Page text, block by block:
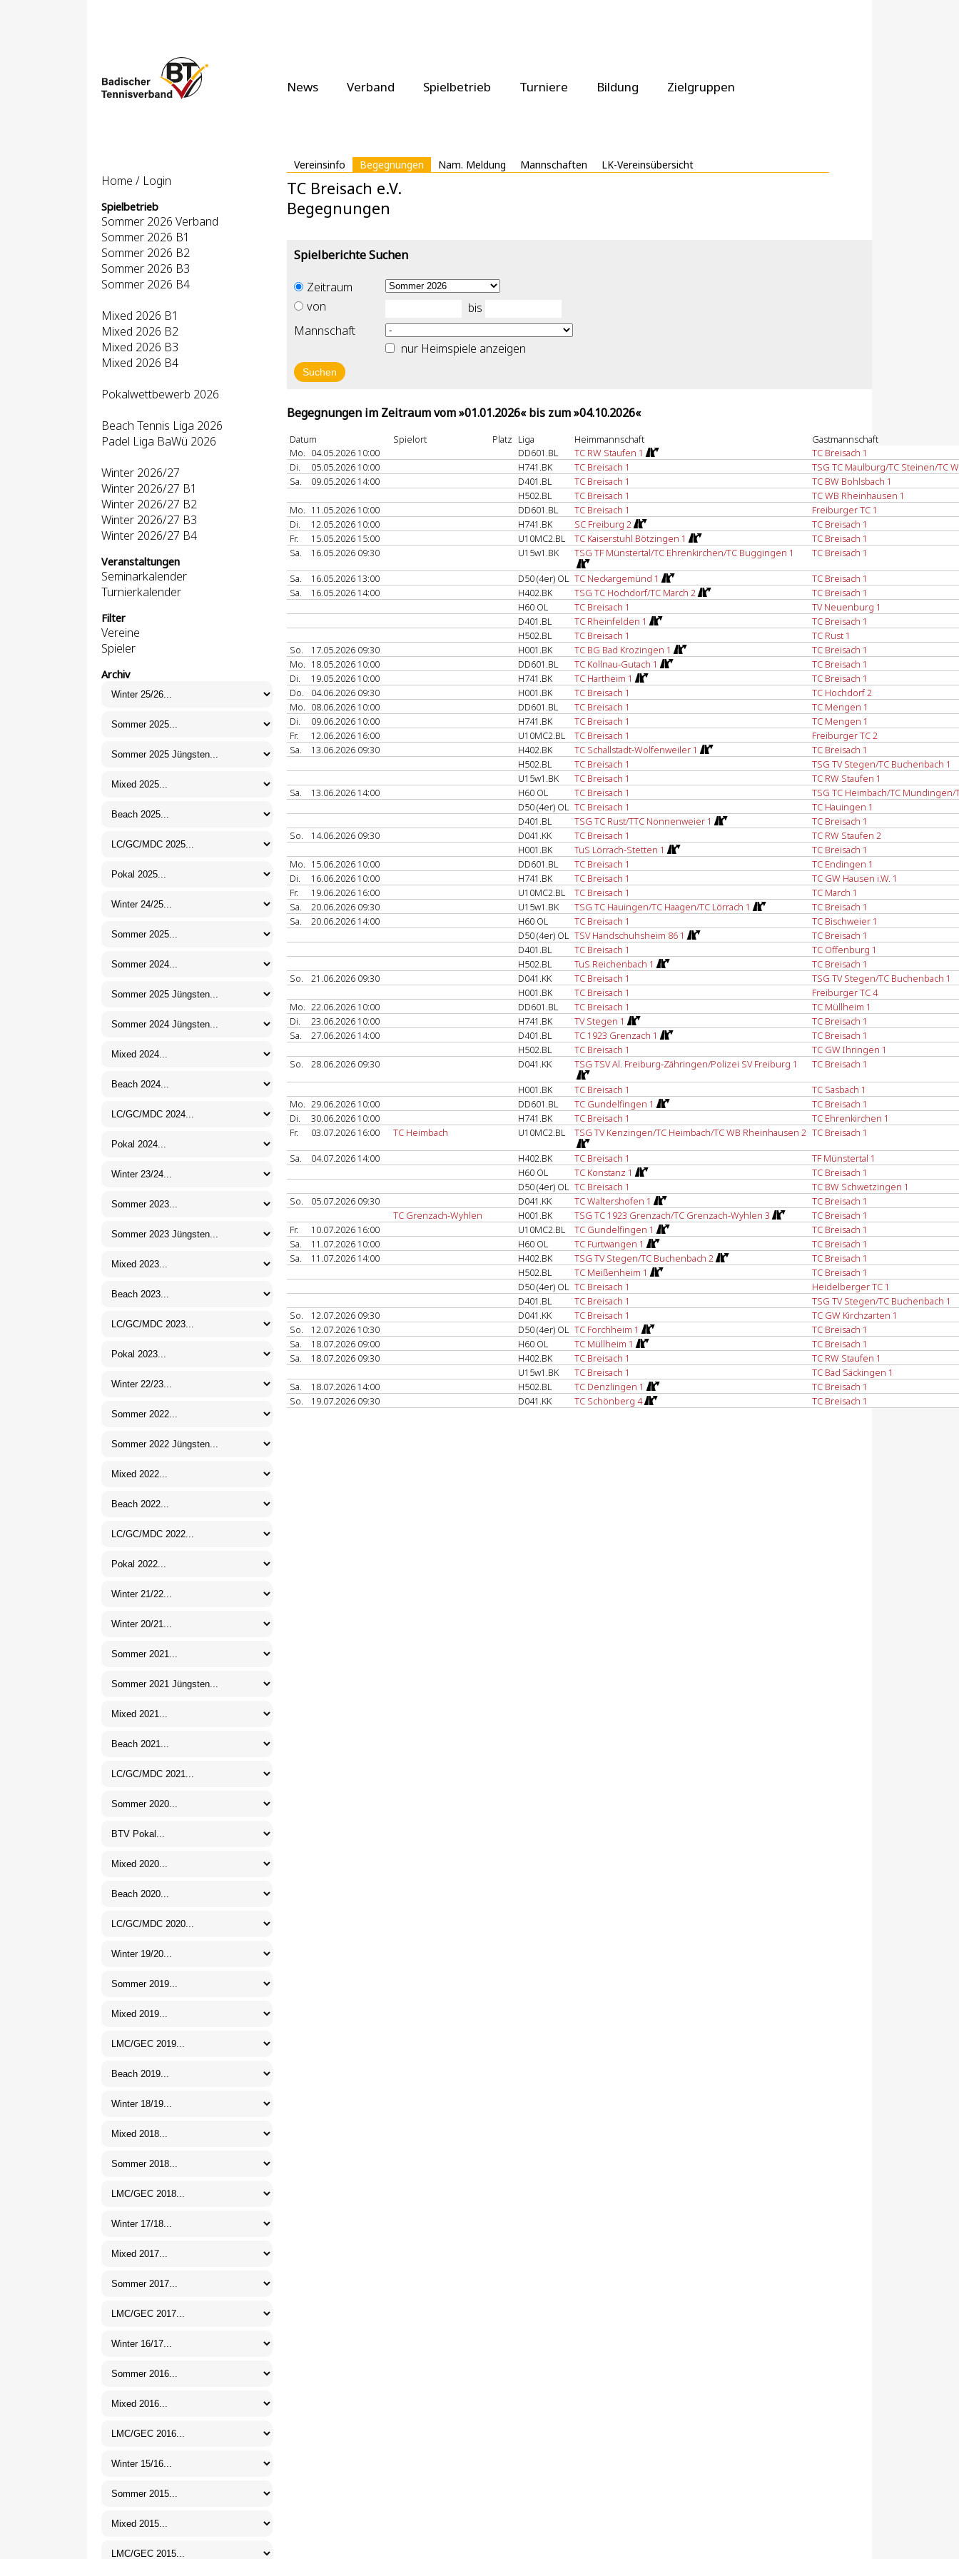
News Verband Spielbetrieb Turniere Bildung Zielgruppen
Vereinsinfo Begegnungen Nam. Meldung Mannschaften LK-Vereinsübersicht
Home / Login
Spielbetrieb
Sommer 2026 Verband
Sommer 2026 B1
Sommer 2026 B2
Sommer 2026 B3
Sommer 2026 B4
Mixed 2026 B1
Mixed 2026 B2
Mixed 2026 B3
Mixed 2026 B4
Pokalwettbewerb 2026
Beach Tennis Liga 2026
Padel Liga BaWü 2026
Winter 2026/27
Winter 2026/27 B1
Winter 2026/27 B2
Winter 2026/27 B3
Winter 2026/27 B4
Veranstaltungen
Seminarkalender
Turnierkalender
Filter
Vereine
Spieler
Archiv
TC Breisach e.V.
Begegnungen
Spielberichte Suchen
Zeitraum
von
bis
Mannschaft
nur Heimspiele anzeigen
Begegnungen im Zeitraum vom »01.01.2026« bis zum »04.10.2026«
Datum Spielort Platz Liga Heimmannschaft
Gastmannschaft
Mo. 04.05.2026 10:00 DD601.BL TC RW Staufen 1
TC Breisach 1
Di.
05.05.2026 10:00 H741.BK TC Breisach 1
TSG TC Maulburg/TC Steinen/TC
Sa.
09.05.2026 14:00 D401.BL TC Breisach 1
TC BW Bohlsbach 1
H502.BL
TC Breisach 1
TC WB Rheinhausen 1
Mo. 11.05.2026 10:00 DD601.BL TC Breisach 1
Freiburger TC 1
Di.
12.05.2026 10:00 H741.BK SC Freiburg 2
TC Breisach 1
Fr.
15.05.2026 15:00 U10MC2.BL TC Kaiserstuhl Bötzingen 1
TC Breisach 1
Sa.
16.05.2026 09:30 U15w1.BK TSG TF Münstertal/TC Ehrenkirchen/TC Buggingen 1
TC Breisach 1
Sa.
16.05.2026 13:00 D50 (4er) OL TC Neckargemünd 1
TC Breisach 1
Sa.
16.05.2026 14:00 H402.BK TSG TC Hochdorf/TC March 2
TC Breisach 1
H60 OL
TC Breisach 1
TV Neuenburg 1
D401.BL
TC Rheinfelden 1
TC Breisach 1
H502.BL
TC Breisach 1
TC Rust 1
So.
17.05.2026 09:30 H001.BK TC BG Bad Krozingen 1
TC Breisach 1
Mo. 18.05.2026 10:00 DD601.BL TC Kollnau-Gutach 1
TC Breisach 1
Di.
19.05.2026 10:00 H741.BK TC Hartheim 1
TC Breisach 1
Do.
04.06.2026 09:30 H001.BK TC Breisach 1
TC Hochdorf 2
Mo. 08.06.2026 10:00 DD601.BL TC Breisach 1
TC Mengen 1
Di.
09.06.2026 10:00 H741.BK TC Breisach 1
TC Mengen 1
Fr.
12.06.2026 16:00 U10MC2.BL TC Breisach 1
Freiburger TC 2
Sa.
13.06.2026 09:30 H402.BK TC Schallstadt-Wolfenweiler 1
TC Breisach 1
H502.BL
TC Breisach 1
TSG TV Stegen/TC Buchenbach 1
U15w1.BK
TC Breisach 1
TC RW Staufen 1
Sa.
13.06.2026 14:00 H60 OL TC Breisach 1
TSG TC Heimbach/TC Mundingen/
D50 (4er) OL TC Breisach 1
TC Hauingen 1
D401.BL
TSG TC Rust/TTC Nonnenweier 1
TC Breisach 1
So.
14.06.2026 09:30 D041.KK TC Breisach 1
TC RW Staufen 2
H001.BK
TuS Lörrach-Stetten 1
TC Breisach 1
Mo. 15.06.2026 10:00 DD601.BL TC Breisach 1
TC Endingen 1
Di.
16.06.2026 10:00 H741.BK TC Breisach 1
TC GW Hausen i.W. 1
Fr.
19.06.2026 16:00 U10MC2.BL TC Breisach 1
TC March 1
Sa.
20.06.2026 09:30 U15w1.BK TSG TC Hauingen/TC Haagen/TC Lörrach 1
TC Breisach 1
Sa.
20.06.2026 14:00 H60 OL TC Breisach 1
TC Bischweier 1
D50 (4er) OL TSV Handschuhsheim 86 1
TC Breisach 1
D401.BL
TC Breisach 1
TC Offenburg 1
H502.BL
TuS Reichenbach 1
TC Breisach 1
So.
21.06.2026 09:30 D041.KK TC Breisach 1
TSG TV Stegen/TC Buchenbach 1
H001.BK
TC Breisach 1
Freiburger TC 4
Mo. 22.06.2026 10:00 DD601.BL TC Breisach 1
TC Müllheim 1
Di.
23.06.2026 10:00 H741.BK TV Stegen 1
TC Breisach 1
Sa.
27.06.2026 14:00 D401.BL TC 1923 Grenzach 1
TC Breisach 1
H502.BL
TC Breisach 1
TC GW Ihringen 1
So.
28.06.2026 09:30 D041.KK TSG TSV Al. Freiburg-Zähringen/Polizei SV Freiburg 1
TC Breisach 1
H001.BK
TC Breisach 1
TC Sasbach 1
Mo. 29.06.2026 10:00 DD601.BL TC Gundelfingen 1
TC Breisach 1
Di.
30.06.2026 10:00 H741.BK TC Breisach 1
TC Ehrenkirchen 1
Fr.
03.07.2026 16:00 TC Heimbach U10MC2.BL TSG TV Kenzingen/TC Heimbach/TC WB Rheinhausen 2 TC Breisach 1
Sa.
04.07.2026 14:00 H402.BK TC Breisach 1
TF Münstertal 1
H60 OL
TC Konstanz 1
TC Breisach 1
D50 (4er) OL TC Breisach 1
TC BW Schwetzingen 1
So.
05.07.2026 09:30 D041.KK TC Waltershofen 1
TC Breisach 1
TC Grenzach-Wyhlen
H001.BK TSG TC 1923 Grenzach/TC Grenzach-Wyhlen 3
TC Breisach 1
Fr.
10.07.2026 16:00 U10MC2.BL TC Gundelfingen 1
TC Breisach 1
Sa.
11.07.2026 10:00 H60 OL TC Furtwangen 1
TC Breisach 1
Sa.
11.07.2026 14:00 H402.BK TSG TV Stegen/TC Buchenbach 2
TC Breisach 1
H502.BL
TC Meißenheim 1
TC Breisach 1
D50 (4er) OL TC Breisach 1
Heidelberger TC 1
D401.BL
TC Breisach 1
TSG TV Stegen/TC Buchenbach 1
So.
12.07.2026 09:30 D041.KK TC Breisach 1
TC GW Kirchzarten 1
So.
12.07.2026 10:30 D50 (4er) OL TC Forchheim 1
TC Breisach 1
Sa.
18.07.2026 09:00 H60 OL TC Müllheim 1
TC Breisach 1
Sa.
18.07.2026 09:30 H402.BK TC Breisach 1
TC RW Staufen 1
U15w1.BK
TC Breisach 1
TC Bad Säckingen 1
Sa.
18.07.2026 14:00 H502.BL TC Denzlingen 1
TC Breisach 1
So.
19.07.2026 09:30 D041.KK TC Schönberg 4 TC Breisach 1